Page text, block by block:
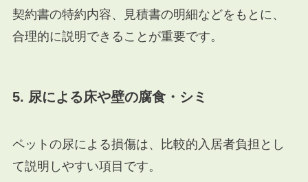
契約書の特約内容、見積書の明細などをもとに、
合理的に説明できることが重要です。
5. 尿による床や壁の腐食・シミ
ペットの尿による損傷は、比較的入居者負担とし
て説明しやすい項目です。